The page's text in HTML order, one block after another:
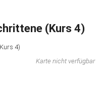
(Kurs 4)
4)
Karte nicht verfügbar